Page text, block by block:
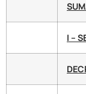
I –